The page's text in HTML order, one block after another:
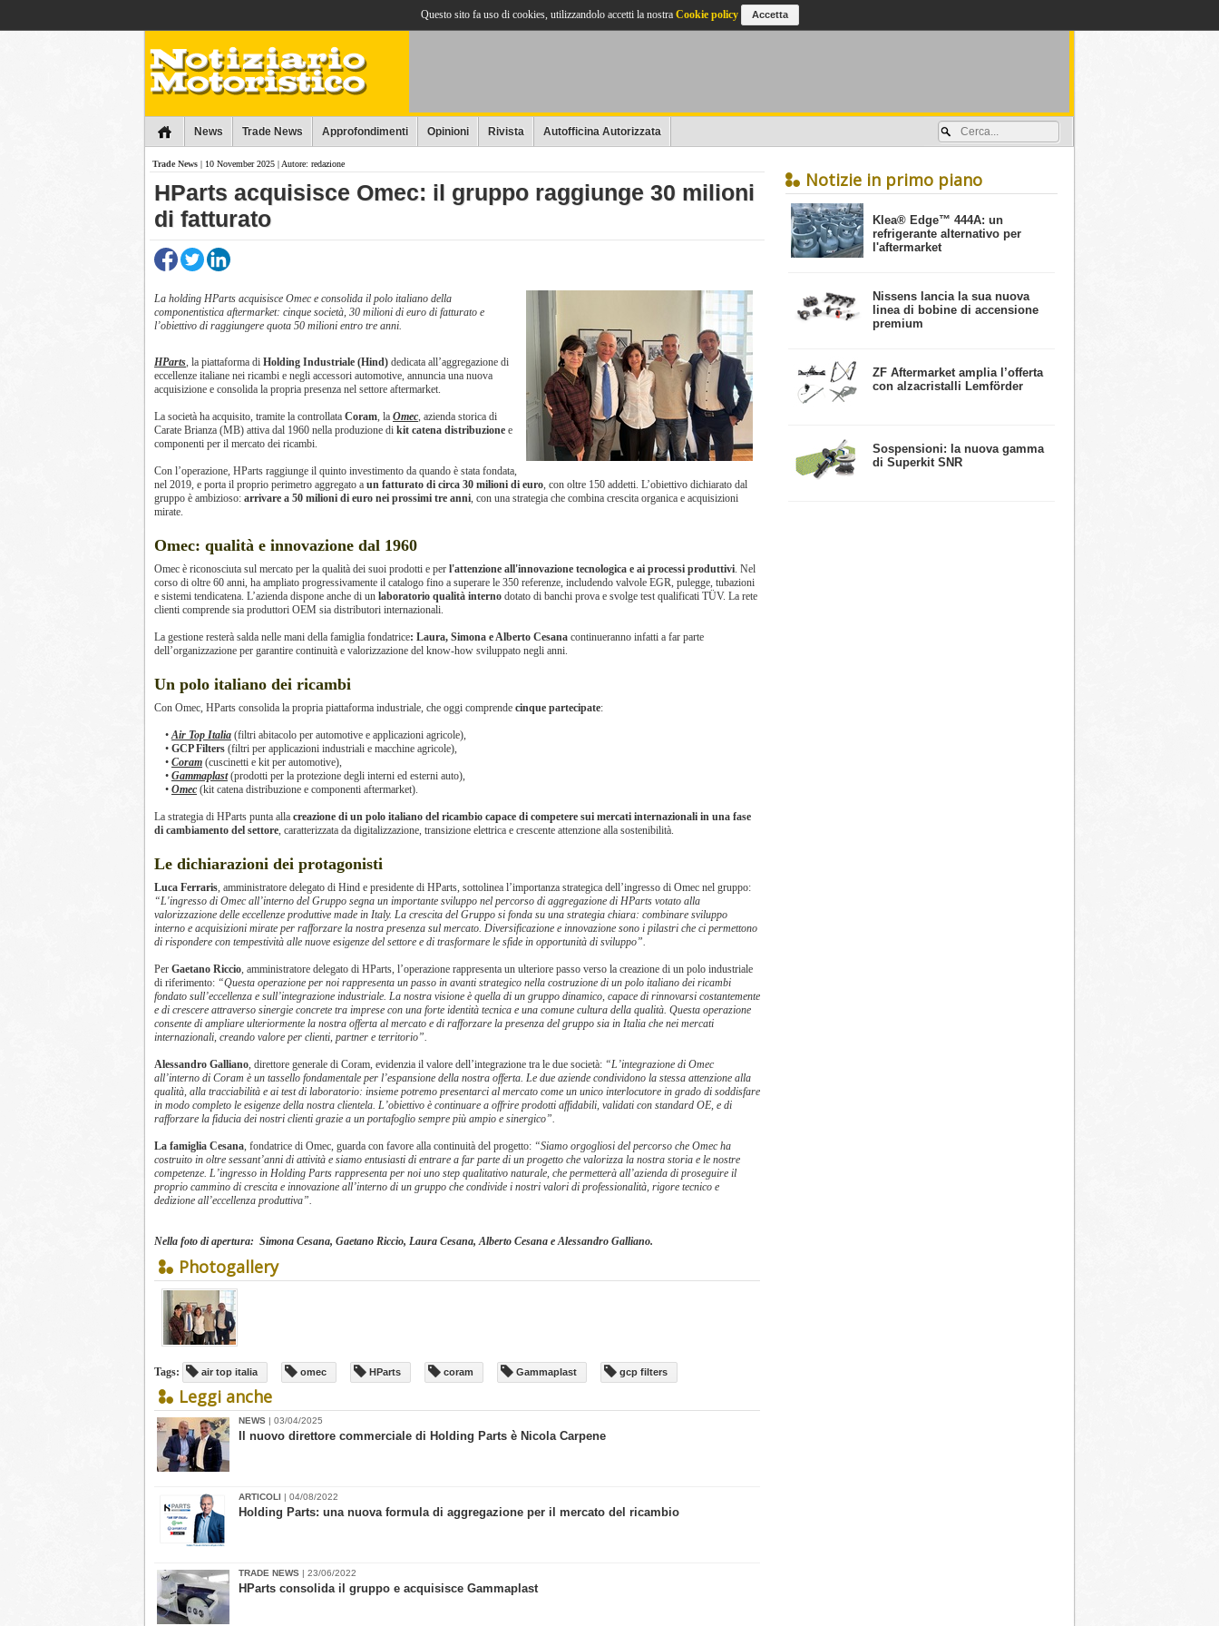
News Trade News Approfondimenti Opinioni Rivista Autofficina Autorizzata
Notizie in primo piano
​Klea® Edge™ 444A: un
refrigerante alternativo per
l'aftermarket
Nissens lancia la sua nuova
linea di bobine di accensione
premium
ZF Aftermarket amplia l’offerta
con alzacristalli Lemförder
​Sospensioni: la nuova gamma
di Superkit SNR
Trade News | 10 November 2025 | Autore: redazione
HParts acquisisce Omec: il gruppo raggiunge 30 milioni
di fatturato
La holding HParts acquisisce Omec e consolida il polo italiano della
componentistica aftermarket: cinque società, 30 milioni di euro di fatturato e
l’obiettivo di raggiungere quota 50 milioni entro tre anni.
HParts, la piattaforma di Holding Industriale (Hind) dedicata all’aggregazione di
eccellenze italiane nei ricambi e negli accessori automotive, annuncia una nuova
acquisizione e consolida la propria presenza nel settore aftermarket.
La società ha acquisito, tramite la controllata Coram, la Omec, azienda storica di
Carate Brianza (MB) attiva dal 1960 nella produzione di kit catena distribuzione e
componenti per il mercato dei ricambi.
Con l’operazione, HParts raggiunge il quinto investimento da quando è stata fondata,
nel 2019, e porta il proprio perimetro aggregato a un fatturato di circa 30 milioni di euro, con oltre 150 addetti. L’obiettivo dichiarato dal
gruppo è ambizioso: arrivare a 50 milioni di euro nei prossimi tre anni, con una strategia che combina crescita organica e acquisizioni
mirate.
Omec: qualità e innovazione dal 1960
Omec è riconosciuta sul mercato per la qualità dei suoi prodotti e per l'attenzione all'innovazione tecnologica e ai processi produttivi. Nel
corso di oltre 60 anni, ha ampliato progressivamente il catalogo fino a superare le 350 referenze, includendo valvole EGR, pulegge, tubazioni
e sistemi tendicatena. L’azienda dispone anche di un laboratorio qualità interno dotato di banchi prova e svolge test qualificati TÜV. La rete
clienti comprende sia produttori OEM sia distributori internazionali.
La gestione resterà salda nelle mani della famiglia fondatrice: Laura, Simona e Alberto Cesana continueranno infatti a far parte
dell’organizzazione per garantire continuità e valorizzazione del know-how sviluppato negli anni.
Un polo italiano dei ricambi
Con Omec, HParts consolida la propria piattaforma industriale, che oggi comprende cinque partecipate:
•Air Top Italia (filtri abitacolo per automotive e applicazioni agricole),
• GCP Filters (filtri per applicazioni industriali e macchine agricole),
• Coram (cuscinetti e kit per automotive),
• Gammaplast(prodotti per la protezione degli interni ed esterni auto),
• Omec (kit catena distribuzione e componenti aftermarket).
La strategia di HParts punta alla creazione di un polo italiano del ricambio capace di competere sui mercati internazionali in una fase
di cambiamento del settore, caratterizzata da digitalizzazione, transizione elettrica e crescente attenzione alla sostenibilità.
Le dichiarazioni dei protagonisti
Luca Ferraris, amministratore delegato di Hind e presidente di HParts, sottolinea l’importanza strategica dell’ingresso di Omec nel gruppo:
“L'ingresso di Omec all’interno del Gruppo segna un importante sviluppo nel percorso di aggregazione di HParts votato alla
valorizzazione delle eccellenze produttive made in Italy. La crescita del Gruppo si fonda su una strategia chiara: combinare sviluppo
interno e acquisizioni mirate per rafforzare la nostra presenza sul mercato. Diversificazione e innovazione sono i pilastri che ci permettono
di rispondere con tempestività alle nuove esigenze del settore e di trasformare le sfide in opportunità di sviluppo”.
Per Gaetano Riccio, amministratore delegato di HParts, l’operazione rappresenta un ulteriore passo verso la creazione di un polo industriale
di riferimento: “Questa operazione per noi rappresenta un passo in avanti strategico nella costruzione di un polo italiano dei ricambi
fondato sull’eccellenza e sull’integrazione industriale. La nostra visione è quella di un gruppo dinamico, capace di rinnovarsi costantemente
e di crescere attraverso sinergie concrete tra imprese con una forte identità tecnica e una comune cultura della qualità. Questa operazione
consente di ampliare ulteriormente la nostra offerta al mercato e di rafforzare la presenza del gruppo sia in Italia che nei mercati
internazionali, creando valore per clienti, partner e territorio”.
Alessandro Galliano, direttore generale di Coram, evidenzia il valore dell’integrazione tra le due società: “L’integrazione di Omec
all’interno di Coram è un tassello fondamentale per l’espansione della nostra offerta. Le due aziende condividono la stessa attenzione alla
qualità, alla tracciabilità e ai test di laboratorio: insieme potremo presentarci al mercato come un unico interlocutore in grado di soddisfare
in modo completo le esigenze della nostra clientela. L’obiettivo è continuare a offrire prodotti affidabili, validati con standard OE, e di
rafforzare la fiducia dei nostri clienti grazie a un portafoglio sempre più ampio e sinergico”.
La famiglia Cesana, fondatrice di Omec, guarda con favore alla continuità del progetto: “Siamo orgogliosi del percorso che Omec ha
costruito in oltre sessant’anni di attività e siamo entusiasti di entrare a far parte di un progetto che valorizza la nostra storia e le nostre
competenze. L’ingresso in Holding Parts rappresenta per noi uno step qualitativo naturale, che permetterà all’azienda di proseguire il
proprio cammino di crescita e innovazione all’interno di un gruppo che condivide i nostri valori di professionalità, rigore tecnico e
dedizione all’eccellenza produttiva”.
Nella foto di apertura: Simona Cesana, Gaetano Riccio, Laura Cesana, Alberto Cesana e Alessandro Galliano.
Photogallery
Tags: air top italia omec HParts coram Gammaplast gcp filters
Leggi anche
NEWS | 03/04/2025
​Il nuovo direttore commerciale di Holding Parts è Nicola Carpene
ARTICOLI | 04/08/2022
Holding Parts: una nuova formula di aggregazione per il mercato del ricambio
TRADE NEWS | 23/06/2022
HParts consolida il gruppo e acquisisce Gammaplast
Questo sito fa uso di cookies, utilizzandolo accetti la nostra Cookie policy Accetta